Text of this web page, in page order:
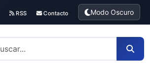
RSS Contacto Modo Oscuro